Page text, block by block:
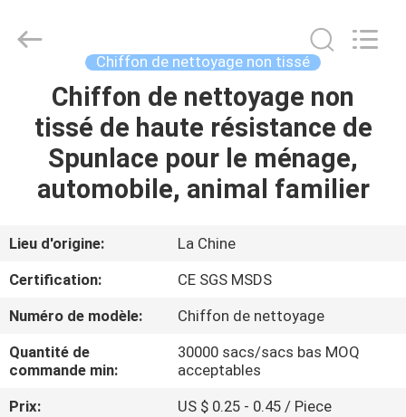
MAISON
PRODUITS
PROPOS
DE
NOUS
VISITE
D'USINE
CO.,LTD.
Chiffon de nettoyage non tissé
Chiffon de nettoyage non
tissé de haute résistance de
Spunlace pour le ménage,
automobile, animal familier
Lieu d'origine:
La Chine
Certification:
CE SGS MSDS
Numéro de modèle:
Chiffon de nettoyage
Quantité de
commande min:
30000 sacs/sacs bas MOQ
acceptables
Prix:
US $ 0.25 - 0.45 / Piece